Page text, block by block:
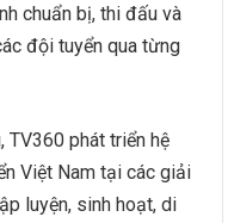
chuẩn bị, thi đấu và
đội tuyển qua từng
TV360 phát triển hệ
Việt Nam tại các giải
luyện, sinh hoạt, di